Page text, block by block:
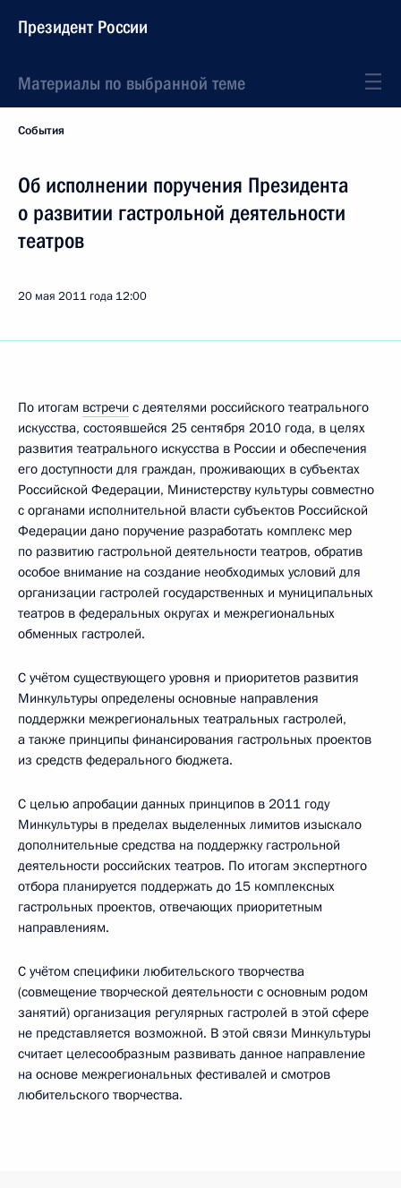
Президент России
Материалы по выбранной теме
События
Об исполнении поручения Президента
о развитии гастрольной деятельности
театров
20 мая 2011 года 12:00
По итогам встречи с деятелями российского театрального
искусства, состоявшейся 25 сентября 2010 года, в целях
развития театрального искусства в России и обеспечения
его доступности для граждан, проживающих в субъектах
Российской Федерации, Министерству культуры совместно
с органами исполнительной власти субъектов Российской
Федерации дано поручение разработать комплекс мер
по развитию гастрольной деятельности театров, обратив
особое внимание на создание необходимых условий для
организации гастролей государственных и муниципальных
театров в федеральных округах и межрегиональных
обменных гастролей.
С учётом существующего уровня и приоритетов развития
Минкультуры определены основные направления
поддержки межрегиональных театральных гастролей,
а также принципы финансирования гастрольных проектов
из средств федерального бюджета.
С целью апробации данных принципов в 2011 году
Минкультуры в пределах выделенных лимитов изыскало
дополнительные средства на поддержку гастрольной
деятельности российских театров. По итогам экспертного
отбора планируется поддержать до 15 комплексных
гастрольных проектов, отвечающих приоритетным
направлениям.
С учётом специфики любительского творчества
(совмещение творческой деятельности с основным родом
занятий) организация регулярных гастролей в этой сфере
не представляется возможной. В этой связи Минкультуры
считает целесообразным развивать данное направление
на основе межрегиональных фестивалей и смотров
любительского творчества.